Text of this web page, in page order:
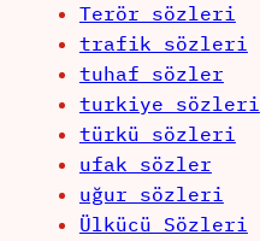
Terör sözleri
trafik sözleri
tuhaf sözler
turkiye sözleri
türkü sözleri
ufak sözler
uğur sözleri
Ülkücü Sözleri